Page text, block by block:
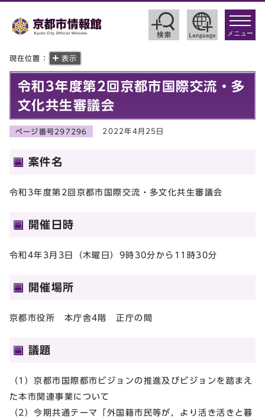
toggle
メニュー
現在位置： 表示
令和3年度第2回京都市国際交流・多
文化共生審議会
ページ番号297296 2022年4月25日
案件名
令和3年度第2回京都市国際交流・多文化共生審議会
開催日時
令和4年3月3日（木曜日）9時30分から11時30分
開催場所
京都市役所 本庁舎4階 正庁の間
議題
（1）京都市国際都市ビジョンの推進及びビジョンを踏まえ
た本市関連事業について
（2）今期共通テーマ「外国籍市民等が，より活き活きと暮